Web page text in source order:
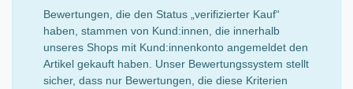
Bewertungen, die den Status „verifizierter Kauf“
haben, stammen von Kund:innen, die innerhalb
unseres Shops mit Kund:innenkonto angemeldet den
Artikel gekauft haben. Unser Bewertungssystem stellt
sicher, dass nur Bewertungen, die diese Kriterien